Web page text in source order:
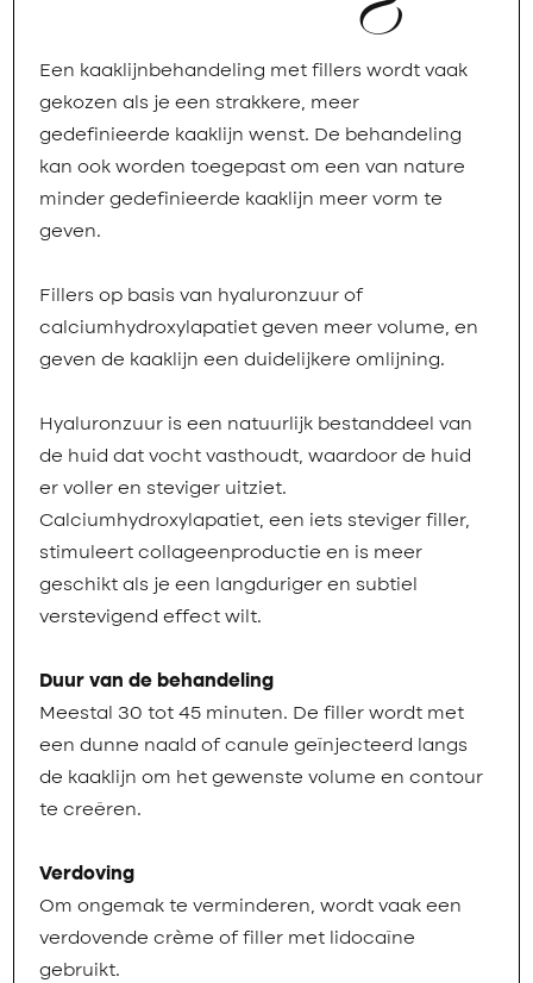
Een kaaklijnbehandeling met fillers wordt vaak
gekozen als je een strakkere, meer
gedefinieerde kaaklijn wenst. De behandeling
kan ook worden toegepast om een van nature
minder gedefinieerde kaaklijn meer vorm te
geven.
Fillers op basis van hyaluronzuur of
calciumhydroxylapatiet geven meer volume, en
geven de kaaklijn een duidelijkere omlijning.
Hyaluronzuur is een natuurlijk bestanddeel van
de huid dat vocht vasthoudt, waardoor de huid
er voller en steviger uitziet.
Calciumhydroxylapatiet, een iets steviger filler,
stimuleert collageenproductie en is meer
geschikt als je een langduriger en subtiel
verstevigend effect wilt.
Duur van de behandeling
Meestal 30 tot 45 minuten. De filler wordt met
een dunne naald of canule geïnjecteerd langs
de kaaklijn om het gewenste volume en contour
te creëren.
Verdoving
Om ongemak te verminderen, wordt vaak een
verdovende crème of filler met lidocaïne
gebruikt.